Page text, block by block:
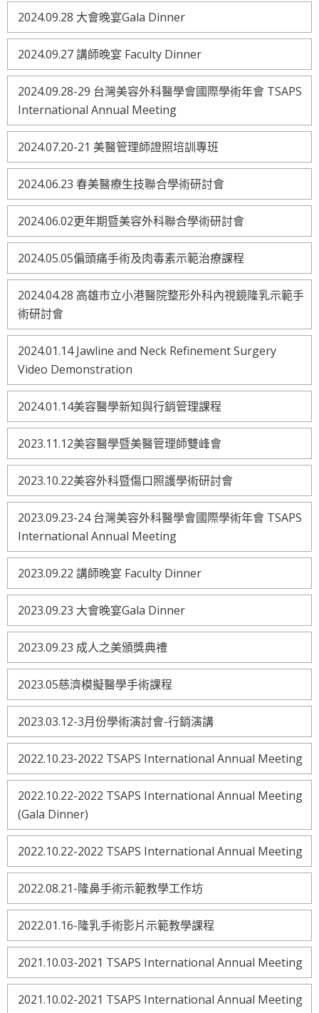
2024.09.28 大會晚宴Gala Dinner
2024.09.27 講師晚宴 Faculty Dinner
2024.09.28-29 台灣美容外科醫學會國際學術年會 TSAPS
International Annual Meeting
2024.07.20-21 美醫管理師證照培訓專班
2024.06.23 春美醫療生技聯合學術研討會
2024.06.02更年期暨美容外科聯合學術研討會
2024.05.05偏頭痛手術及肉毒素示範治療課程
2024.04.28 高雄市立小港醫院整形外科內視鏡隆乳示範手
術研討會
2024.01.14 Jawline and Neck Refinement Surgery
Video Demonstration
2024.01.14美容醫學新知與行銷管理課程
2023.11.12美容醫學暨美醫管理師雙峰會
2023.10.22美容外科暨傷口照護學術研討會
2023.09.23-24 台灣美容外科醫學會國際學術年會 TSAPS
International Annual Meeting
2023.09.22 講師晚宴 Faculty Dinner
2023.09.23 大會晚宴Gala Dinner
2023.09.23 成人之美頒獎典禮
2023.05慈濟模擬醫學手術課程
2023.03.12-3月份學術演討會-行銷演講
2022.10.23-2022 TSAPS International Annual Meeting
2022.10.22-2022 TSAPS International Annual Meeting
(Gala Dinner)
2022.10.22-2022 TSAPS International Annual Meeting
2022.08.21-隆鼻手術示範教學工作坊
2022.01.16-隆乳手術影片示範教學課程
2021.10.03-2021 TSAPS International Annual Meeting
2021.10.02-2021 TSAPS International Annual Meeting